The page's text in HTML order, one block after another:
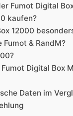
Fumot Digital
kaufen?
12000
& RandM?
Digital Box
Daten im